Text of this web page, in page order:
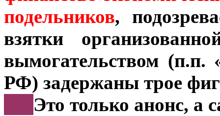
подельников,
взятки
вымогательством
РФ) задержаны трое
Это только анонс, а